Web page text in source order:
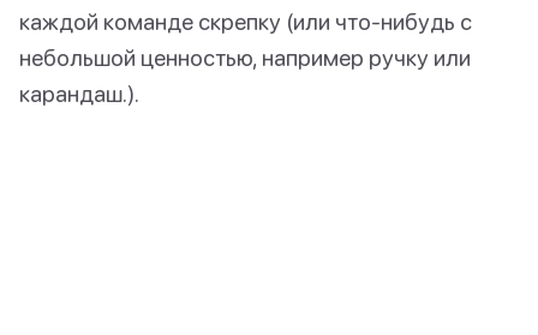
каждой команде скрепку (или что-нибудь с
небольшой ценностью, например ручку или
карандаш.).